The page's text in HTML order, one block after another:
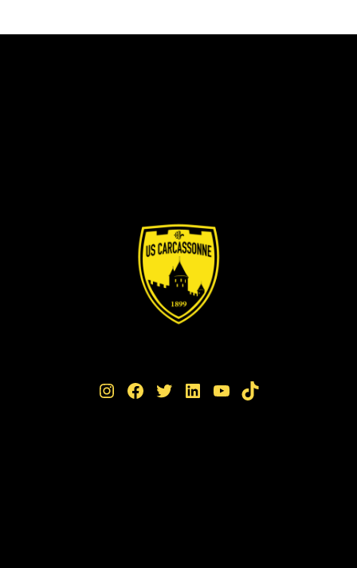
Instagram Facebook Twitter LinkedIn YouTube TikTok